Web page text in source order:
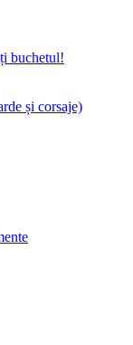
buchetul!
și corsaje)